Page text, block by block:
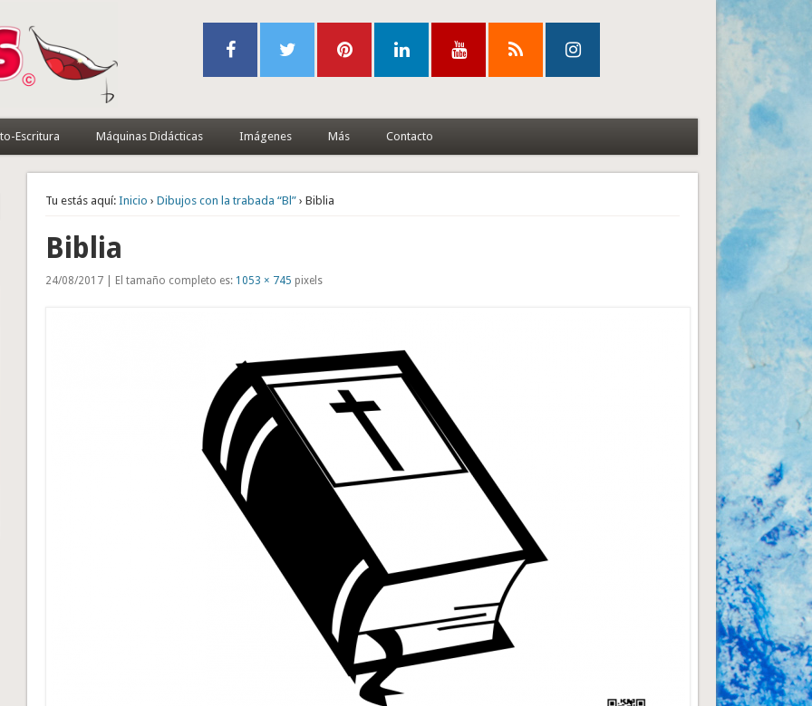
Escritura Máquinas Didácticas Imágenes Más Contacto
Tu estás aquí: Inicio ›Dibujos con la trabada “Bl” › Biblia
Biblia
24/08/2017 | El tamaño completo es: 1053 × 745 pixels